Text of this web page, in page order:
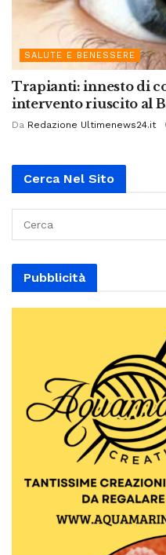
SALUTE E BENESSERE
Trapianti: innesto di
intervento riuscito al
Da Redazione Ultimenews24.it
Cerca Nel Sito
Pubblicità